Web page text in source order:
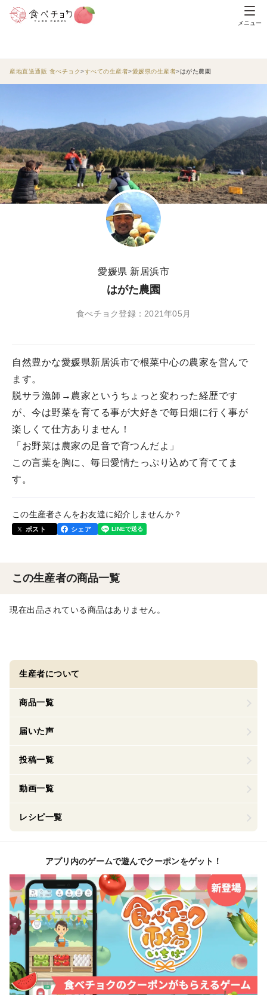
メニュー
産地直送通販 食べチョク すべての生産者 愛媛県の生産者 はがた農園
愛媛県 新居浜市
はがた農園
食べチョク登録：2021年05月
自然豊かな愛媛県新居浜市で根菜中心の農家を営んで
ます。
脱サラ漁師→農家というちょっと変わった経歴です
が、今は野菜を育てる事が大好きで毎日畑に行く事が
楽しくて仕方ありません！
「お野菜は農家の足音で育つんだよ」
この言葉を胸に、毎日愛情たっぷり込めて育ててま
す。
この生産者さんをお友達に紹介しませんか？
ポスト シェア
この生産者の商品一覧
現在出品されている商品はありません。
生産者について
商品一覧
届いた声
投稿一覧
動画一覧
レシピ一覧
アプリ内のゲームで遊んでクーポンをゲット！